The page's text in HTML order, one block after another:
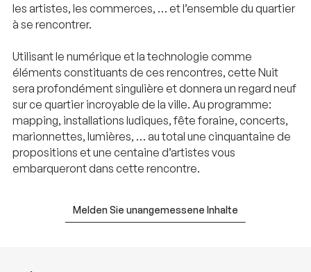
les artistes, les commerces, … et l’ensemble du quartier
à se rencontrer.
Utilisant le numérique et la technologie comme
éléments constituants de ces rencontres, cette Nuit
sera profondément singulière et donnera un regard neuf
sur ce quartier incroyable de la ville. Au programme:
mapping, installations ludiques, fête foraine, concerts,
marionnettes, lumières, … au total une cinquantaine de
propositions et une centaine d’artistes vous
embarqueront dans cette rencontre.
Melden Sie unangemessene Inhalte